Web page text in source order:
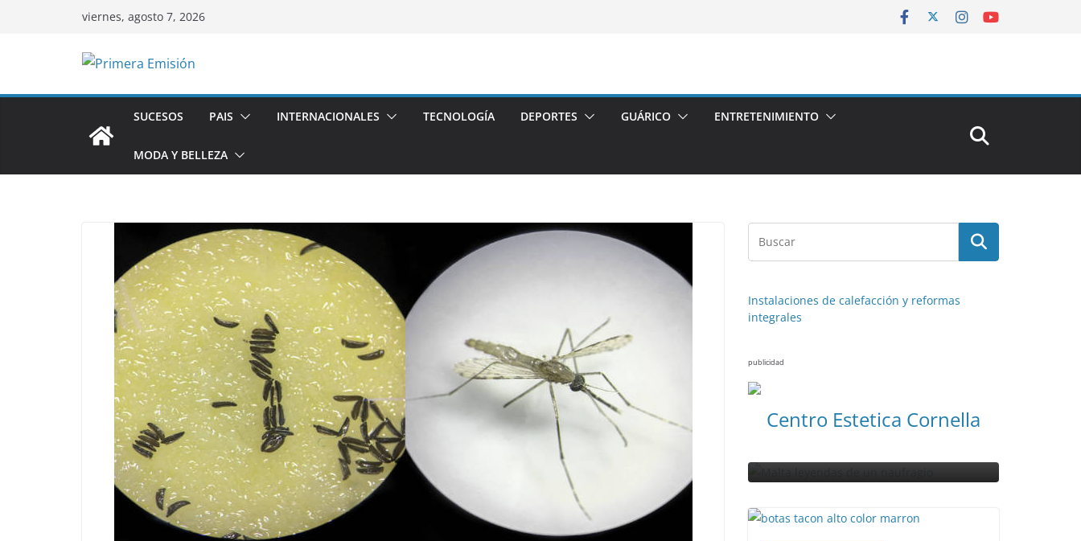
viernes, agosto 7, 2026
SUCESOS PAIS INTERNACIONALES TECNOLOGÍA DEPORTES GUÁRICO ENTRETENIMIENTO
MODA Y BELLEZA
Instalaciones de calefacción y reformas
integrales
publicidad
Centro Estetica Cornella
VIAJES
Ibiza las mejores
vacaciones de verano
enero 11, 2023
NOTICIAS ACTUALIDAD PRIMERA EMISIÓN
naufragio